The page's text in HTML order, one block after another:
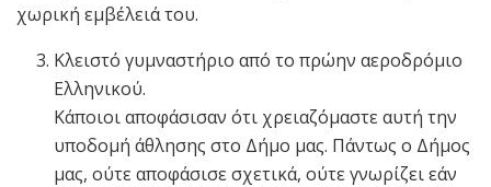
χωρική εμβέλειά του.
Κλειστό γυμναστήριο από το πρώην αεροδρόμιο
Ελληνικού.
Κάποιοι αποφάσισαν ότι χρειαζόμαστε αυτή την
υποδομή άθλησης στο Δήμο μας. Πάντως ο Δήμος
μας, ούτε αποφάσισε σχετικά, ούτε γνωρίζει εάν